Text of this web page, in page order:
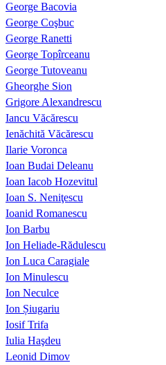
George Bacovia
George Coşbuc
George Ranetti
George Topîrceanu
George Tutoveanu
Gheorghe Sion
Grigore Alexandrescu
Iancu Văcărescu
Ienăchită Văcărescu
Ilarie Voronca
Ioan Budai Deleanu
Ioan Iacob Hozevitul
Ioan S. Neniţescu
Ioanid Romanescu
Ion Barbu
Ion Heliade-Rădulescu
Ion Luca Caragiale
Ion Minulescu
Ion Neculce
Ion Șiugariu
Iosif Trifa
Iulia Haşdeu
Leonid Dimov